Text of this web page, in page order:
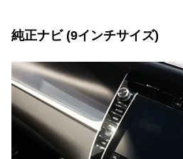
純正ナビ (9インチサイズ)